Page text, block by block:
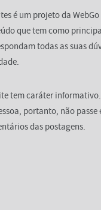
é um projeto da
que tem como
todas as suas
tem caráter
portanto, não passe
das postagens.